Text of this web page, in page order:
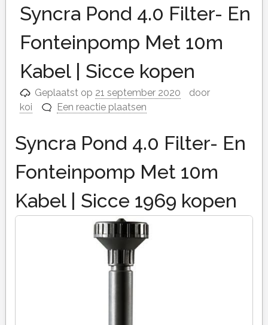
Syncra Pond 4.0 Filter- En
Fonteinpomp Met 10m
Kabel | Sicce kopen
Geplaatst op 21 september 2020
door
koi
Een reactie plaatsen
Syncra Pond 4.0 Filter- En
Fonteinpomp Met 10m
Kabel | Sicce 1969 kopen